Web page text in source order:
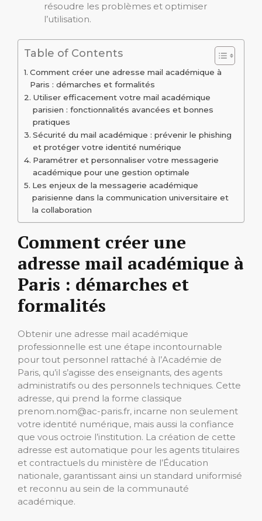
résoudre les problèmes et optimiser
l’utilisation.
Table of Contents
Comment créer une adresse mail académique à
Paris : démarches et formalités
Utiliser efficacement votre mail académique
parisien : fonctionnalités avancées et bonnes
pratiques
Sécurité du mail académique : prévenir le phishing
et protéger votre identité numérique
Paramétrer et personnaliser votre messagerie
académique pour une gestion optimale
Les enjeux de la messagerie académique
parisienne dans la communication universitaire et
la collaboration
Comment créer une
adresse mail académique à
Paris : démarches et
formalités
Obtenir une adresse mail académique
professionnelle est une étape incontournable
pour tout personnel rattaché à l’Académie de
Paris, qu’il s’agisse des enseignants, des agents
administratifs ou des personnels techniques. Cette
adresse, qui prend la forme classique
prenom.nom@ac-paris.fr, incarne non seulement
votre identité numérique, mais aussi la confiance
que vous octroie l’institution. La création de cette
adresse est automatique pour les agents titulaires
et contractuels du ministère de l’Éducation
nationale, garantissant ainsi un standard uniformisé
et reconnu au sein de la communauté
académique.